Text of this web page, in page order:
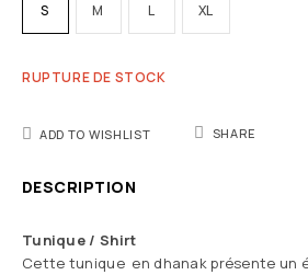
S M L XL
RUPTURE DE STOCK
ADD TO WISHLIST SHARE
DESCRIPTION
Tunique / Shirt
Cette tunique en dhanak présente un